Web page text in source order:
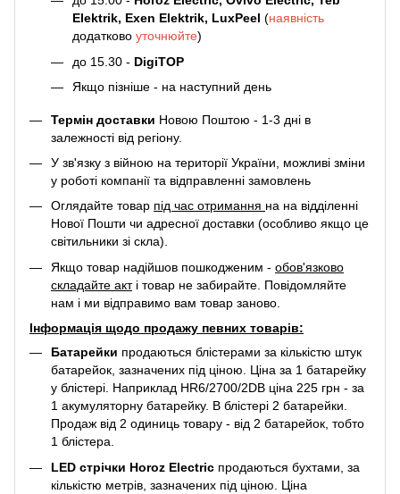
Elektrik, Exen Elektrik, LuxPeel (наявність
додатково уточнюйте)
до 15.30 - DigiTOP
Якщо пізніше - на наступний день
Термін доставки Новою Поштою - 1-3 дні в
залежності від регіону.
У зв'язку з війною на території України, можливі зміни
у роботі компанії та відправленні замовлень
Оглядайте товар під час отримання на на відділенні
Нової Пошти чи адресної доставки (особливо якщо це
світильники зі скла).
Якщо товар надійшов пошкодженим - обов'язково
складайте акт і товар не забирайте. Повідомляйте
нам і ми відправимо вам товар заново.
Інформація щодо продажу певних товарів:
Батарейки продаються блістерами за кількістю штук
батарейок, зазначених під ціною. Ціна за 1 батарейку
у блістері. Наприклад HR6/2700/2DB ціна 225 грн - за
1 акумуляторну батарейку. В блістері 2 батарейки.
Продаж від 2 одиниць товару - від 2 батарейок, тобто
1 блістера.
LED стрічки Horoz Electric продаються бухтами, за
кількістю метрів, зазначених під ціною. Ціна